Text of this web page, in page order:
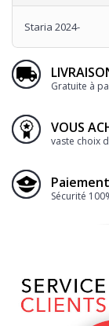
Staria 2024-
Gratuite à
VOUS
vaste choix
Sécurité